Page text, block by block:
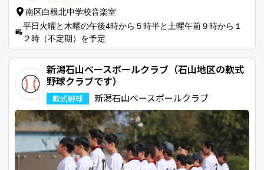
南区白根北中学校音楽室
平日火曜と木曜の午後4時から５時半と土曜午前９時から１
２時（不定期）を予定
新潟石山ベースボールクラブ（石山地区の軟式
野球クラブです）
軟式野球 新潟石山ベースボールクラブ